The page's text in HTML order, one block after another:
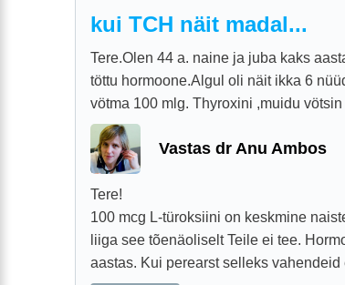
kui TCH näit madal...
Tere.Olen 44 a. naine ja juba kaks
töttu hormoone.Algul oli näit ikka 6
vötma 100 mlg. Thyroxini ,muidu
Vastas dr Anu Ambos
Tere!
100 mcg L-türoksiini on keskmine
liiga see tõenäoliselt Teile ei tee.
aastas. Kui perearst selleks vahendeid